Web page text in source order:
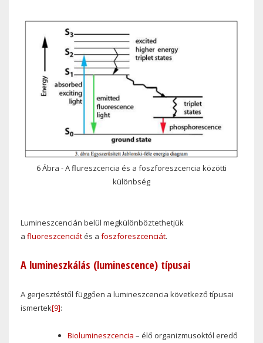
6 Ábra - A flureszcencia és a foszforeszcencia közötti
különbség
Lumineszcencián belül megkülönböztethetjük
a fluoreszcenciátés a foszforeszcenciát.
A lumineszkálás (luminescence) típusai
A gerjesztéstől függően a lumineszcencia következő típusai
ismertek[9]:
Biolumineszcencia – élő organizmusoktól eredő